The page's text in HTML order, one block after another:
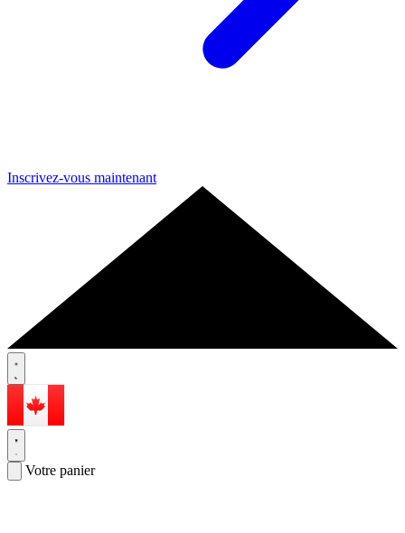
Inscrivez-vous maintenant
Votre panier